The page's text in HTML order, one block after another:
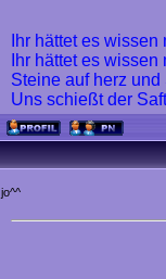
Ihr hättet es wissen
Ihr hättet es wissen
Steine auf herz und
Uns schießt der
jo^^